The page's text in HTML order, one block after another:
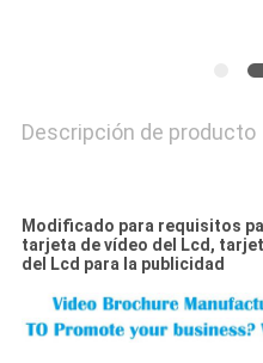
Descripción de producto
Modificado para requisitos
tarjeta de vídeo del Lcd,
del Lcd para la publicidad